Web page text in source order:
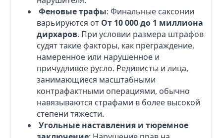
Феновые трафы: Финальные саксонии
варьируются от От 10 000 до 1 миллиона
дирхаров. При условии размера штрафов
судят такие факторы, как преграждение,
намеренное или нарушенное и
причудливое русло. Редивисты и лица,
занимающиеся масштабными
контрафактными операциями, обычно
навязываются страфами в более высокой
степени тяжести.
Угольные наставления и тюремное